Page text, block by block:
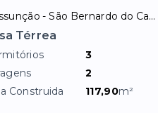
- São Bernardo do Campo/SP
Térrea
3
2
Construida
117,90m²